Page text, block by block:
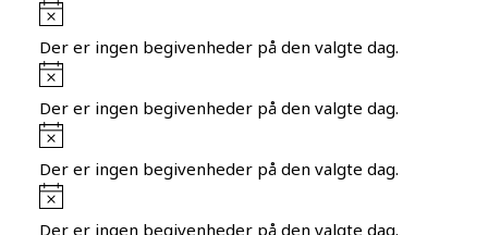
Notice
Der er ingen begivenheder på den valgte dag.
Notice
Der er ingen begivenheder på den valgte dag.
Notice
Der er ingen begivenheder på den valgte dag.
Notice
Der er ingen begivenheder på den valgte dag.